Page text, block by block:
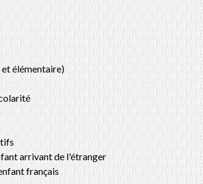
élémentaire)
arrivant de l'étranger
français